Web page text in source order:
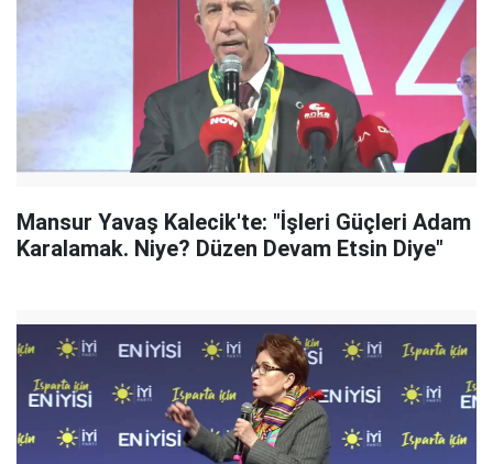
Mansur Yavaş Kalecik'te: "İşleri Güçleri Adam
Karalamak. Niye? Düzen Devam Etsin Diye"